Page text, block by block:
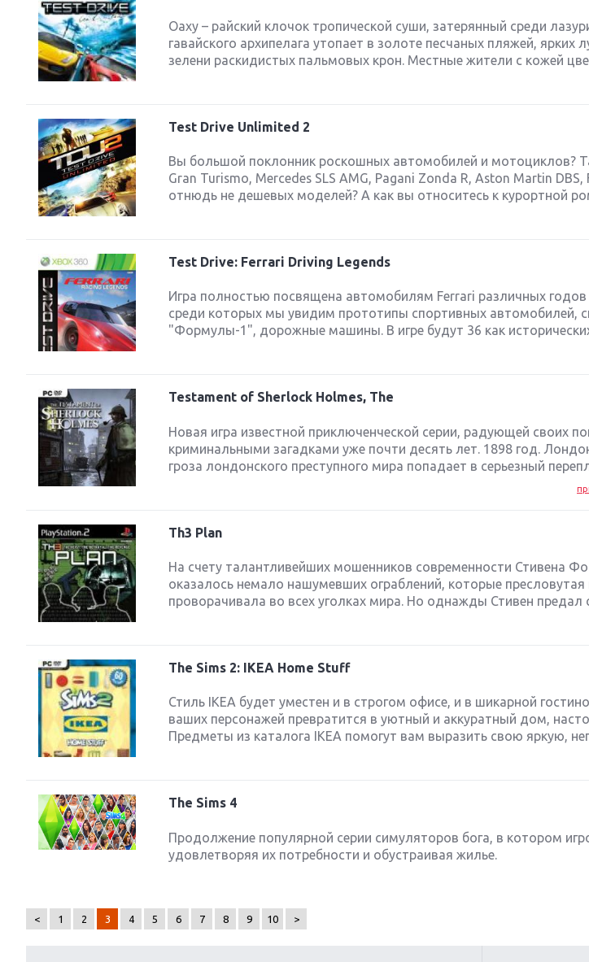
Оаху – райский клочок тропической суши, затерянный среди
гавайского архипелага утопает в золоте песчаных пляжей, ярких
зелени раскидистых пальмовых крон. Местные жители с кожей
Test Drive Unlimited 2
Вы большой поклонник роскошных автомобилей и мотоциклов?
Gran Turismo, Mercedes SLS AMG, Pagani Zonda R, Aston Martin
отнюдь не дешевых моделей? А как вы относитесь к курортной
Test Drive: Ferrari Driving Legends
Игра полностью посвящена автомобилям Ferrari различных годов
среди которых мы увидим прототипы спортивных автомобилей,
"Формулы-1", дорожные машины. В игре будут 36 как
Testament of Sherlock Holmes, The
Новая игра известной приключенческой серии, радующей своих
криминальными загадками уже почти десять лет. 1898 год.
гроза лондонского преступного мира попадает в серьезный
Th3 Plan
На счету талантливейших мошенников современности Стивена
оказалось немало нашумевших ограблений, которые пресловутая
проворачивала во всех уголках мира. Но однажды Стивен предал
The Sims 2: IKEA Home Stuff
Стиль IKEA будет уместен и в строгом офисе, и в шикарной
ваших персонажей превратится в уютный и аккуратный дом,
Предметы из каталога IKEA помогут вам выразить свою яркую,
The Sims 4
Продолжение популярной серии симуляторов бога, в котором
удовлетворяя их потребности и обустраивая жилье.
< 1 2 3 4 5 6 7 8 9 10 >